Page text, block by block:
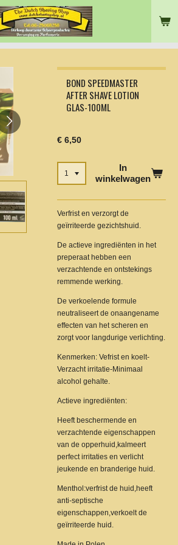
BOND SPEEDMASTER
AFTER SHAVE LOTION
GLAS-100ML
€ 6,50
In
winkelwagen
Verfrist en verzorgt de
geïrriteerde gezichtshuid.
De actieve ingrediënten in het
preperaat hebben een
verzachtende en ontstekings
remmende werking.
De verkoelende formule
neutraliseert de onaangename
effecten van het scheren en
zorgt voor langdurige verlichting.
Kenmerken: Vefrist en koelt-
Verzacht irritatie-Minimaal
alcohol gehalte.
Actieve ingrediënten:
Heeft beschermende en
verzachtende eigenschappen
van de opperhuid,kalmeert
perfect irritaties en verlicht
jeukende en branderige huid.
Menthol:verfrist de huid,heeft
anti-septische
eigenschappen,verkoelt de
geïrriteerde huid.